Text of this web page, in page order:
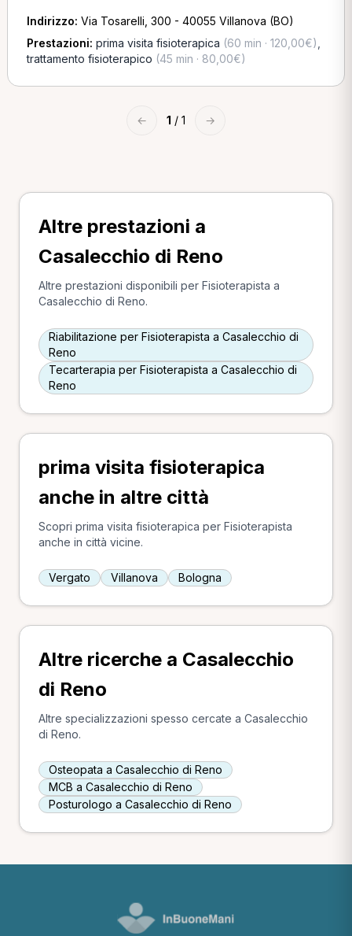
Indirizzo: Via Tosarelli, 300 - 40055 Villanova (BO)
Prestazioni: prima visita fisioterapica (60 min · 120,00€)
trattamento fisioterapico (45 min · 80,00€)
← 1 / 1 →
Altre prestazioni a
Casalecchio di Reno
Altre prestazioni disponibili per Fisioterapista a
Casalecchio di Reno.
Riabilitazione per Fisioterapista a Casalecchio di
Reno
Tecarterapia per Fisioterapista a Casalecchio di
Reno
prima visita fisioterapica
anche in altre città
Scopri prima visita fisioterapica per Fisioterapista
anche in città vicine.
Vergato Villanova Bologna
Altre ricerche a Casalecchio
di Reno
Altre specializzazioni spesso cercate a Casalecchio
di Reno.
Osteopata a Casalecchio di Reno
MCB a Casalecchio di Reno
Posturologo a Casalecchio di Reno